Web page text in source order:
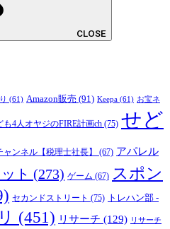
CLOSE
(61) Amazon販売 (91) Keepa (61) お宝ネ
も4人オヤジのFIRE計画ch (75) せど
ンネル【税理士社長】 (67) アパレル
ト (273) ゲーム (67) スポン
セカンドストリート (75) トレハン部 -
(451) リサーチ (129) リサーチ